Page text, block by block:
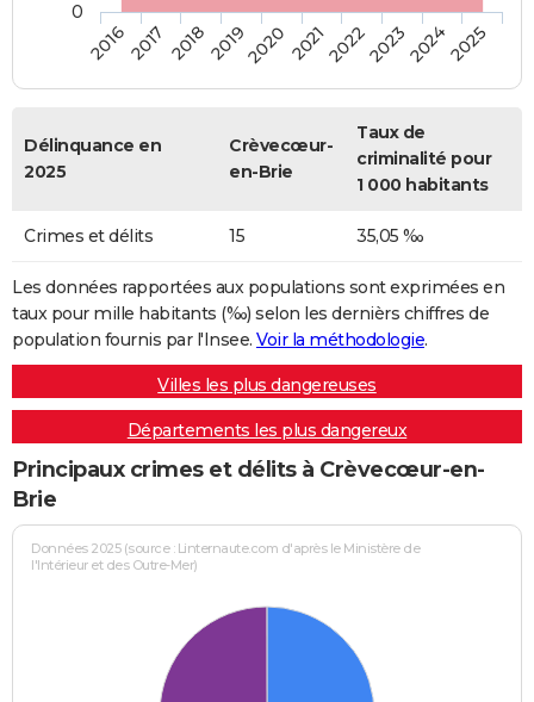
20162017 20182019202020212022202320242025
0
Délinquance en
2025
Crèvecœur-
en-Brie
Taux de
criminalité pour
1 000 habitants
Crimes et délits 15 35,05 ‰
Les données rapportées aux populations sont exprimées en
taux pour mille habitants (‰) selon les dernièrs chiffres de
population fournis par l'Insee. Voir la méthodologie.
Villes les plus dangereuses
Départements les plus dangereux
Principaux crimes et délits à Crèvecœur-en-
Brie
Données 2025 (source : Linternaute.com d'après le Ministère de
l'Intérieur et des Outre-Mer)